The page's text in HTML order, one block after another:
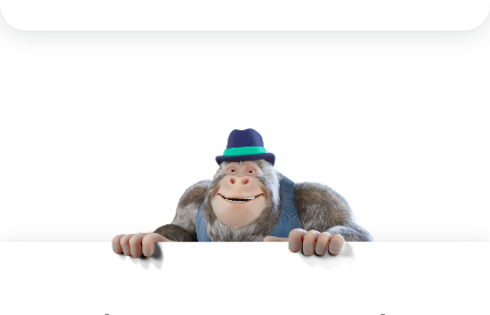
Everything from Pro plus:
Multi-organizational set-up
Custom Agreements